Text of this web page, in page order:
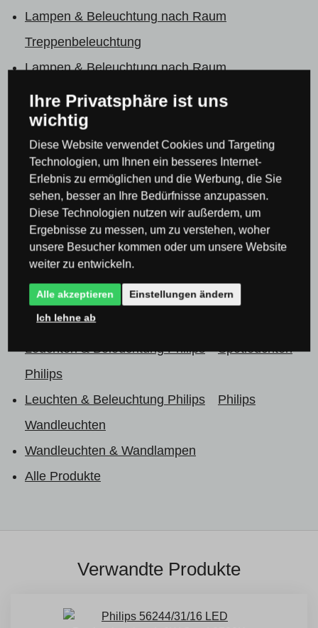
Lampen & Beleuchtung nach Raum
Treppenbeleuchtung
Lampen & Beleuchtung nach Raum
Treppenbeleuchtung
Wandleuchten für Flur
LED Beleuchtung & Leuchten
LED Beleuchtung & Leuchten
Flurleuchten &
Flurlampen
LED Beleuchtung & Leuchten
LED Beleuchtung
für Schlafzimmer
LED Beleuchtung & Leuchten
LED Leuchten &
Beleuchtung für Wohnzimmer
Alle
Leuchten & Beleuchtung Philips
Leuchten & Beleuchtung Philips
Spotleuchten
Philips
Leuchten & Beleuchtung Philips
Philips
Wandleuchten
Wandleuchten & Wandlampen
Alle Produkte
Verwandte Produkte
Ihre Privatsphäre ist uns
wichtig
Diese Website verwendet Cookies und Targeting
Technologien, um Ihnen ein besseres Internet-
Erlebnis zu ermöglichen und die Werbung, die Sie
sehen, besser an Ihre Bedürfnisse anzupassen.
Diese Technologien nutzen wir außerdem, um
Ergebnisse zu messen, um zu verstehen, woher
unsere Besucher kommen oder um unsere Website
weiter zu entwickeln.
Alle akzeptieren Einstellungen ändern
Ich lehne ab